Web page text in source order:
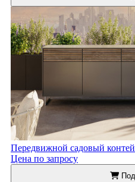
Передвижной садовый
Цена по запросу
Под